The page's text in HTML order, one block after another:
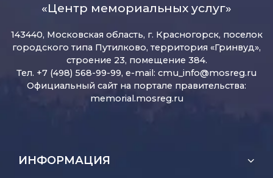
«Центр мемориальных услуг»
143440, Московская область, г. Красногорск, поселок
городского типа Путилково, территория «Гринвуд»,
строение 23, помещение 384.
Тел. +7 (498) 568-99-99, e-mail: cmu_info@mosreg.ru
Официальный сайт на портале правительства:
memorial.mosreg.ru
ИНФОРМАЦИЯ